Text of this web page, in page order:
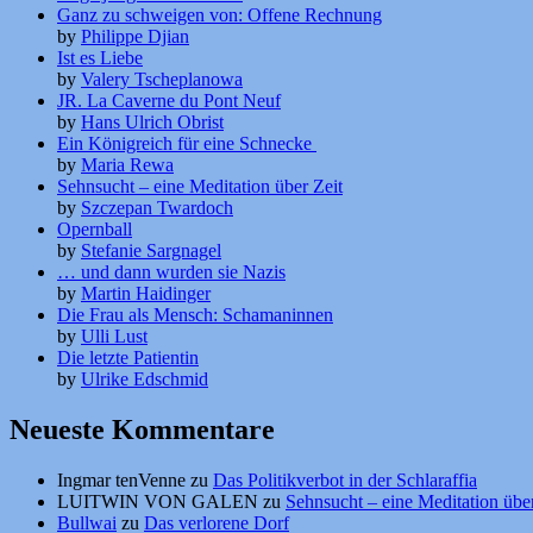
Ganz zu schweigen von: Offene Rechnung
by Philippe Djian
Ist es Liebe
by Valery Tscheplanowa
JR. La Caverne du Pont Neuf
by Hans Ulrich Obrist
Ein Königreich für eine Schnecke
by Maria Rewa
Sehnsucht – eine Meditation über Zeit
by Szczepan Twardoch
Opernball
by Stefanie Sargnagel
… und dann wurden sie Nazis
by Martin Haidinger
Die Frau als Mensch: Schamaninnen
by Ulli Lust
Die letzte Patientin
by Ulrike Edschmid
Neueste Kommentare
Ingmar tenVenne zu Das Politikverbot in der Schlaraffia
LUITWIN VON GALEN zu Sehnsucht – eine Meditation
Bullwai zu Das verlorene Dorf